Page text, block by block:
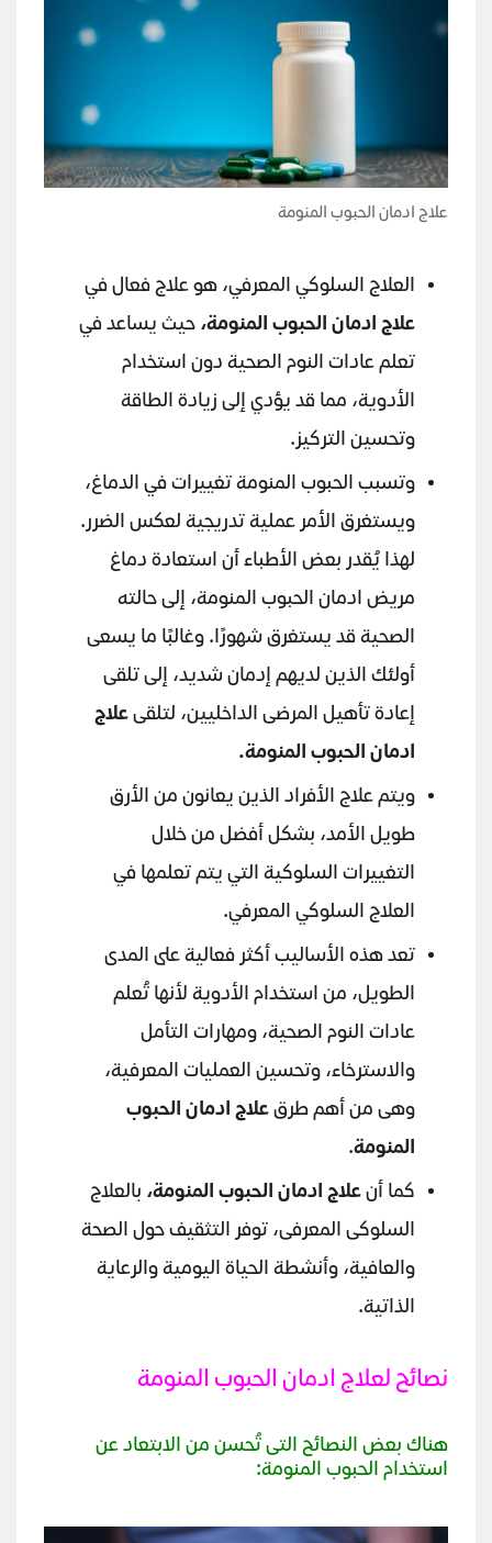
علاج ادمان الحبوب المنومة
العلاج السلوكي المعرفي، هو علاج فعال في
علاج ادمان الحبوب المنومة، حيث يساعد في
تعلم عادات النوم الصحية دون استخدام
الأدوية، مما قد يؤدي إلى زيادة الطاقة
وتحسين التركيز.
وتسبب الحبوب المنومة تغييرات في الدماغ،
ويستغرق الأمر عملية تدريجية لعكس الضرر.
لهذا يُقدر بعض الأطباء أن استعادة دماغ
مريض ادمان الحبوب المنومة، إلى حالته
الصحية قد يستغرق شهورًا. وغالبًا ما يسعى
أولئك الذين لديهم إدمان شديد، إلى تلقى
إعادة تأهيل المرضى الداخليين، لتلقىعلاج
ادمان الحبوب المنومة.
ويتم علاج الأفراد الذين يعانون من الأرق
طويل الأمد، بشكل أفضل من خلال
التغييرات السلوكية التي يتم تعلمها في
العلاج السلوكي المعرفي.
تعد هذه الأساليب أكثر فعالية على المدى
الطويل، من استخدام الأدوية لأنها تُعلم
عادات النوم الصحية، ومهارات التأمل
والاسترخاء، وتحسين العمليات المعرفية،
وهى من أهم طرقعلاج ادمان الحبوب
المنومة.
كما أنعلاج ادمان الحبوب المنومة، بالعلاج
السلوكى المعرفى، توفر التثقيف حول الصحة
والعافية، وأنشطة الحياة اليومية والرعاية
الذاتية.
نصائح لعلاج ادمان الحبوب المنومة
هناك بعض النصائح التى تُحسن من الابتعاد عن
استخدام الحبوب المنومة: